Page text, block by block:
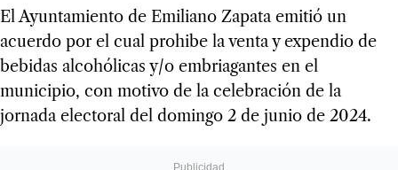
El Ayuntamiento de Emiliano Zapata emitió un
acuerdo por el cual prohibe la venta y expendio de
bebidas alcohólicas y/o embriagantes en el
municipio, con motivo de la celebración de la
jornada electoral del domingo 2 de junio de 2024.